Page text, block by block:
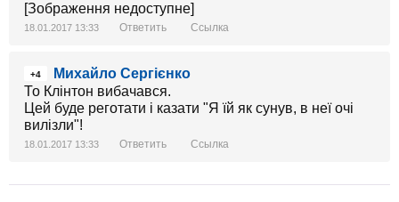
[Зображення недоступне]
18.01.2017 13:33 Ответить Ссылка
+4
Михайло Сергієнко
То Клінтон вибачався.
Цей буде реготати і казати "Я їй як сунув, в неї очі
вилізли"!
18.01.2017 13:33 Ответить Ссылка